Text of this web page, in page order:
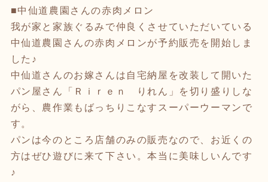
■中仙道農園さんの赤肉メロン
我が家と家族ぐるみで仲良くさせていただいている
中仙道農園さんの赤肉メロンが予約販売を開始しま
した♪
中仙道さんのお嫁さんは自宅納屋を改装して開いた
パン屋さん「Ｒｉｒｅｎ りれん」を切り盛りしな
がら、農作業もばっちりこなすスーパーウーマンで
す。
パンは今のところ店舗のみの販売なので、お近くの
方はぜひ遊びに来て下さい。本当に美味しいんです
♪